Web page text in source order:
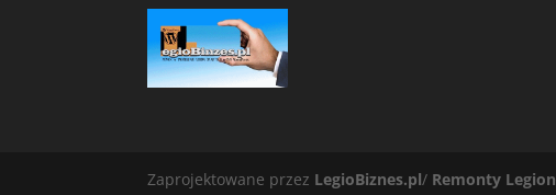
Zaprojektowane przez LegioBiznes.pl/ Remonty